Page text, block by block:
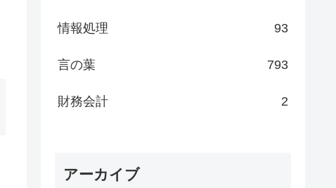
情報処理 93
言の葉 793
財務会計 2
アーカイブ